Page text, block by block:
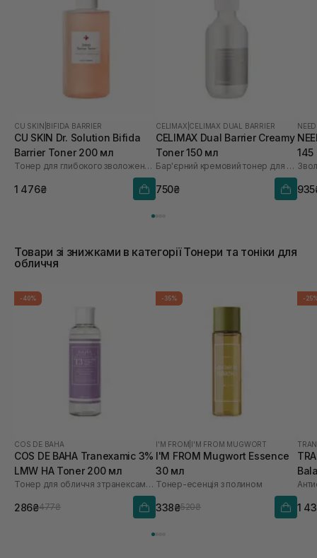
CU SKIN BIFIDA BARRIER
CU SKIN Dr. Solution Bifida
Barrier Toner 200 мл
Тонер для глибокого зволоження з лізатом біфідобактерій 85%
1 476₴
CELIMAX CELIMAX DUAL BARRIER
CELIMAX Dual Barrier Creamy
Toner 150 мл
Бар'єрний кремовий тонер для обличчя
750₴
Товари зі знижками в категорії Тонери та тоніки для
обличчя
-40%
COS DE BAHA
COS DE BAHA Tranexamic 3%
LMW HA Toner 200 мл
Тонер для обличчя з транексамовою кислотою
286₴477₴
-35%
I'M FROM I'M FROM MUGWORT
I'M FROM Mugwort Essence
30 мл
Тонер-есенція з полином
338₴520₴
-
1